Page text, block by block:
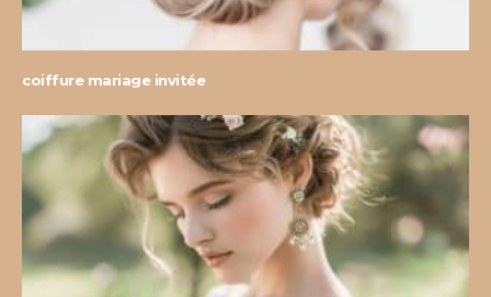
coiffure mariage invitée